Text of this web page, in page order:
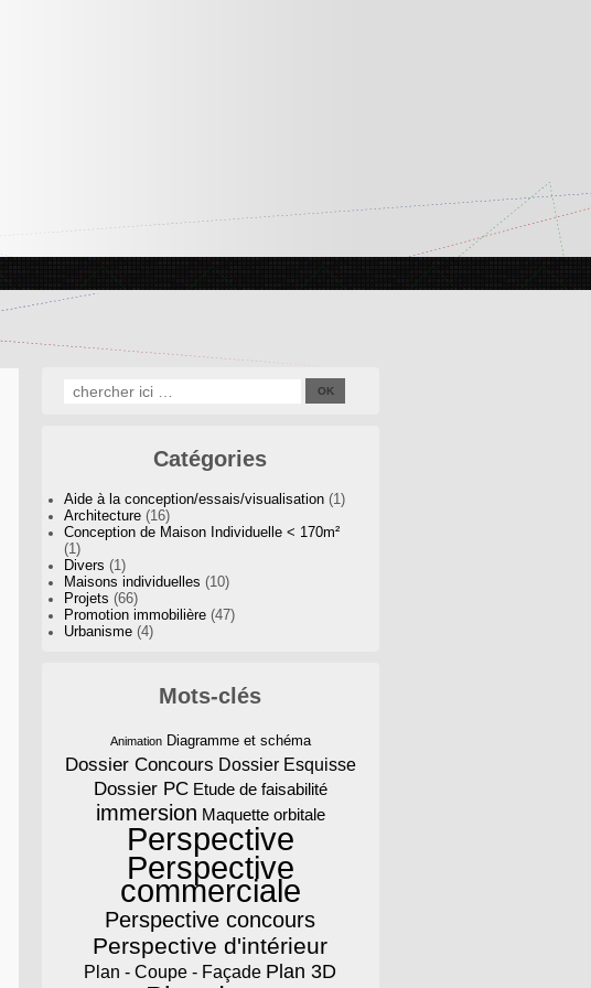
Catégories
Aide à la conception/essais/visualisation(1)
Architecture(16)
Conception de Maison Individuelle < 170m²
(1)
Divers (1)
Maisons individuelles (10)
Projets (66)
Promotion immobilière(47)
Urbanisme(4)
Mots-clés
Animation Diagramme et schéma
Dossier Concours Dossier Esquisse
Dossier PC Etude de faisabilité
immersion Maquette orbitale
Perspective
Perspective
commerciale
Perspective concours
Perspective d'intérieur
Plan - Coupe - Façade Plan 3D